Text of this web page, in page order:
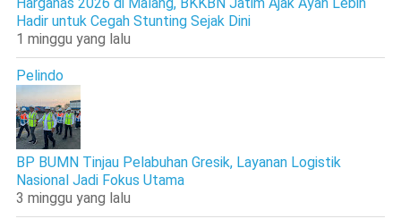
Hadir untuk Cegah Stunting Sejak Dini
1 minggu yang lalu
Pelindo
BP BUMN Tinjau Pelabuhan Gresik, Layanan Logistik
Nasional Jadi Fokus Utama
3 minggu yang lalu